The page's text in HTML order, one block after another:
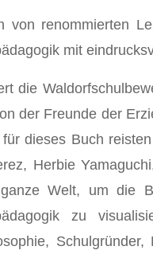
von renommierten
mit
die
der Freunde der
dieses Buch
Herbie
Welt, um die
zu